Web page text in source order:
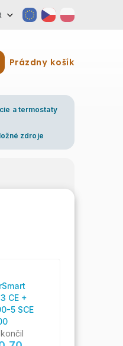
Nákupný košík
Prázdny košík
a termostaty
zdroje
CE +
5 SCE